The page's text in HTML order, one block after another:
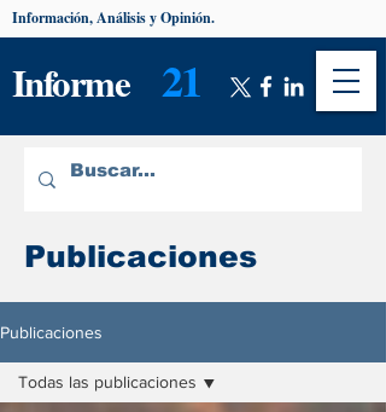
Informe 21
Información, Análisis y Opinión.
Publicaciones
Publicaciones
Todas las publicaciones